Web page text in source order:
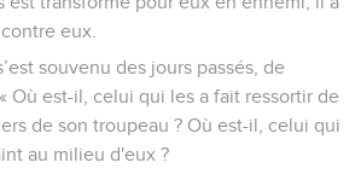
eux.
souvenu des jours passés, de
Où est-il, celui qui les a fait ressortir de
de son troupeau ? Où est-il, celui qui
au milieu d'eux ?